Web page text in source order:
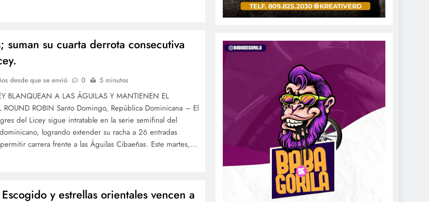
suman su cuarta derrota consecutiva
desde que se envió 0 5 minutos
BLANQUEAN A LAS ÁGUILAS Y MANTIENEN EL
ROUND ROBIN Santo Domingo, República Dominicana – El
del Licey sigue intratable en la serie semifinal del
logrando extender su racha a 26 entradas
carrera frente a las Águilas Cibaeñas. Este martes,…
y estrellas orientales vencen a